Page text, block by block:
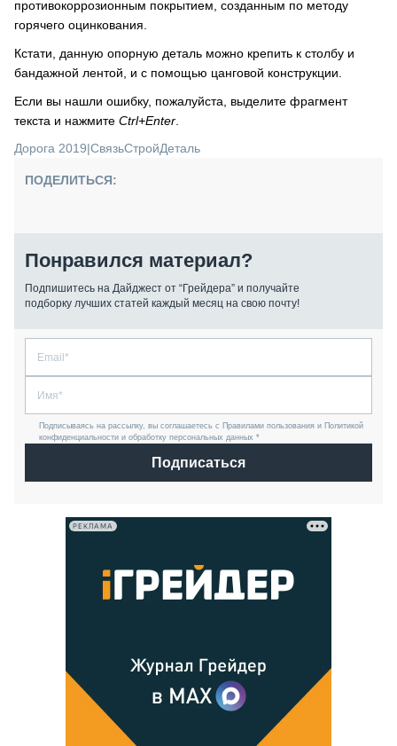
противокоррозионным покрытием, созданным по методу
горячего оцинкования.
Кстати, данную опорную деталь можно крепить к столбу и
бандажной лентой, и с помощью цанговой конструкции.
Если вы нашли ошибку, пожалуйста, выделите фрагмент
текста и нажмите Ctrl+Enter
Дорога 2019|СвязьСтройДеталь
ПОДЕЛИТЬСЯ:
Понравился материал?
Подпишитесь на Дайджест от “Грейдера” и получайте
подборку лучших статей каждый месяц на свою почту!
Подписываясь на рассылку, вы соглашаетесь с Правилами пользования и Политикой
конфиденциальности и обработку персональных данных *
Подписаться
РЕКЛАМА